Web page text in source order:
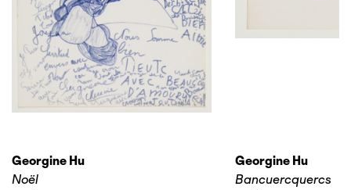
Georgine Hu
Noël
Georgine Hu
Bancuercquercs